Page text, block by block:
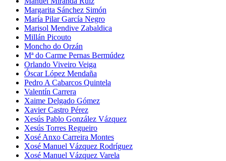
Margarita Sánchez Simón
María Pilar García Negro
Marisol Mendive Zabaldica
Millán Picouto
Moncho do Orzán
Mª do Carme Pernas Bermúdez
Orlando Viveiro Veiga
Óscar López Mendaña
Pedro A Cabarcos Quintela
Valentín Carrera
Xaime Delgado Gómez
Xavier Castro Pérez
Xesús Pablo González Vázquez
Xesús Torres Regueiro
Xosé Anxo Carreira Montes
Xosé Manuel Vázquez Rodríguez
Xosé Manuel Vázquez Varela